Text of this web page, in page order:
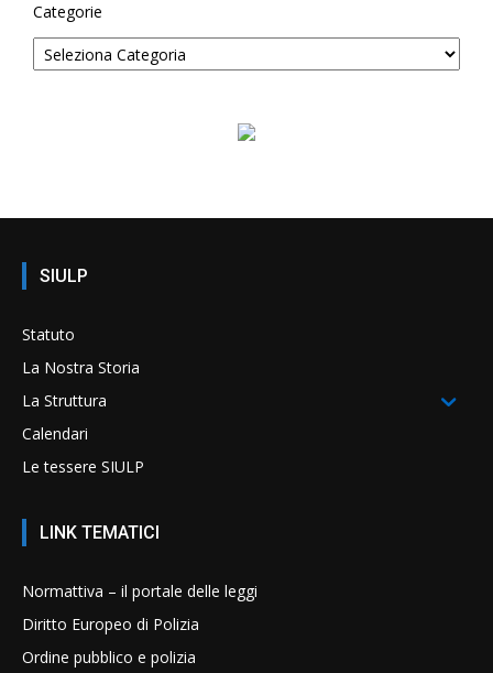
Categorie
SIULP
Statuto
La Nostra Storia
La Struttura
Calendari
Le tessere SIULP
LINK TEMATICI
Normattiva – il portale delle leggi
Diritto Europeo di Polizia
Ordine pubblico e polizia